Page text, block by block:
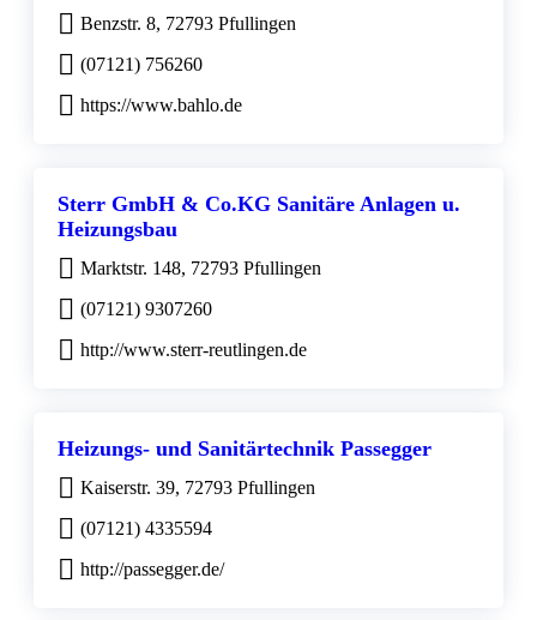
Benzstr. 8, 72793 Pfullingen
(07121) 756260
https://www.bahlo.de
Sterr GmbH & Co.KG Sanitäre Anlagen u.
Heizungsbau
Marktstr. 148, 72793 Pfullingen
(07121) 9307260
http://www.sterr-reutlingen.de
Heizungs- und Sanitärtechnik Passegger
Kaiserstr. 39, 72793 Pfullingen
(07121) 4335594
http://passegger.de/